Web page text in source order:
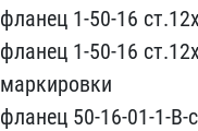
фланец 1-50-16
фланец 1-50-​16
маркировки
фланец ​50-16-01-1-В-